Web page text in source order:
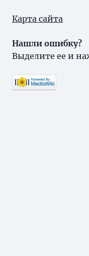
Карта сайта
Нашли ошибку?
Выделите ее и